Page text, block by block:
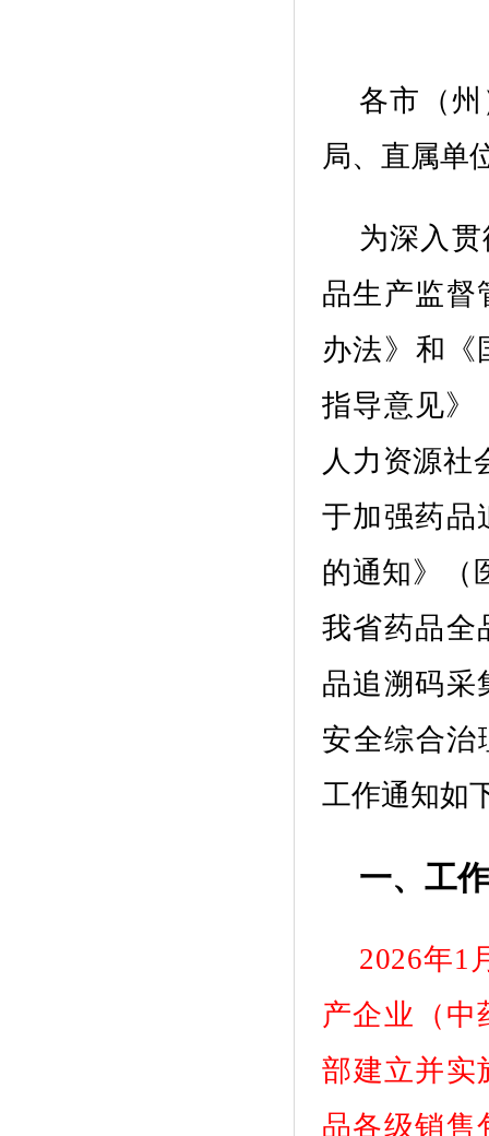
各市（
局、直属单
为深入
品生产监督
办法》 和
指导意见》
人力资源社
于加强药品
的通知》（
我省药品全
品追溯码采
安全综合治
工作通知如
一、工
2026年1
产企业 （
部建立并实
品各级销售